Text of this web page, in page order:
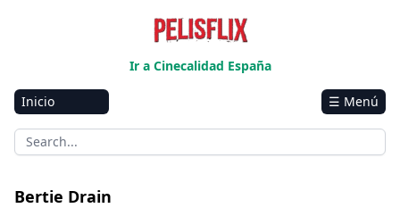
Ir a Cinecalidad España
Inicio
Amazon
Netflix
Disney+
☰ Menú
Bertie Drain